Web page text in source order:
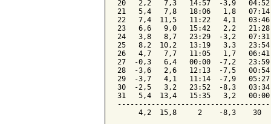
20   2,2   7,3   14:57  -3,9
21   5,4   7,8   18:06   1,8
22   7,4  11,5   11:22   4,1
23   6,6   9,0   15:42   2,2
24   3,8   8,7   23:29  -3,2
25   8,2  10,2   13:19   3,3
26   4,7   7,7   11:05   1,7
27  -0,3   6,4   00:00  -7,2
28  -3,6   2,6   12:13  -7,5
29  -3,7   4,1   11:14  -7,9
30  -2,5   3,2   23:52  -8,3
31   5,4  13,4   15:35   3,2
4,2  15,8     2    -8,3    30